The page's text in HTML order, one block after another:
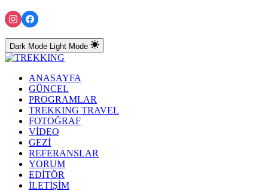
Dark Mode Light Mode
ANASAYFA
GÜNCEL
PROGRAMLAR
TREKKING TRAVEL
FOTOĞRAF
VİDEO
GEZİ
REFERANSLAR
YORUM
EDİTÖR
İLETİŞİM